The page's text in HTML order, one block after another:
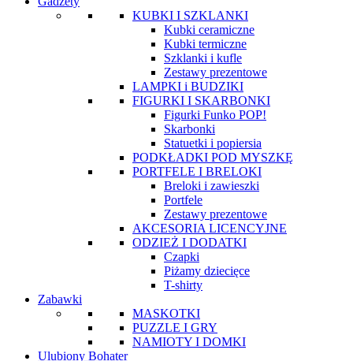
KUBKI I SZKLANKI
Kubki ceramiczne
Kubki termiczne
Szklanki i kufle
Zestawy prezentowe
LAMPKI i BUDZIKI
FIGURKI I SKARBONKI
Figurki Funko POP!
Skarbonki
Statuetki i popiersia
PODKŁADKI POD MYSZKĘ
PORTFELE I BRELOKI
Breloki i zawieszki
Portfele
Zestawy prezentowe
AKCESORIA LICENCYJNE
ODZIEŻ I DODATKI
Czapki
Piżamy dziecięce
T-shirty
Zabawki
MASKOTKI
PUZZLE I GRY
NAMIOTY I DOMKI
Ulubiony Bohater